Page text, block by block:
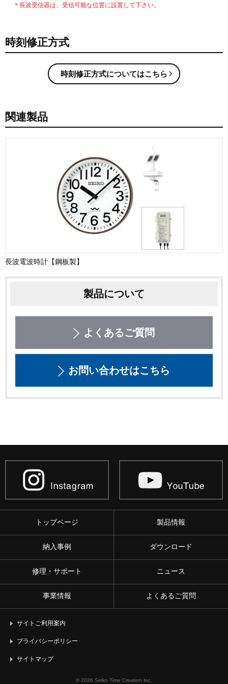
＊長波受信器は、受信可能な位置に設置して下さい。
時刻修正方式
時刻修正方式についてはこちら
関連製品
長波電波時計【鋼板製】
製品について
よくあるご質問
お問い合わせはこちら
トップページ 製品情報
納入事例 ダウンロード
修理・サポート ニュース
事業情報 よくあるご質問
サイトご利用案内
プライバシーポリシー
サイトマップ
© 2026 Seiko Time Creation Inc.